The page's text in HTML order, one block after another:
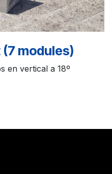
modules)
en vertical a 18º